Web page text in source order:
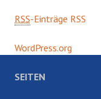
RSS-Einträge RSS
WordPress.org
SEITEN